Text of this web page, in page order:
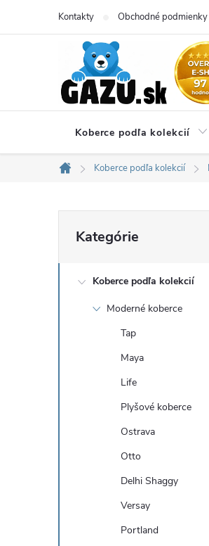
Kontakty Obchodné podmienky
Koberce podľa kolekcií
Domov
Koberce podľa kolekcií
o
kategórie
Kategórie
Koberce podľa kolekcií
Moderné koberce
Tap
Maya
Life
Plyšové koberce
Ostrava
Otto
Delhi Shaggy
Versay
Portland